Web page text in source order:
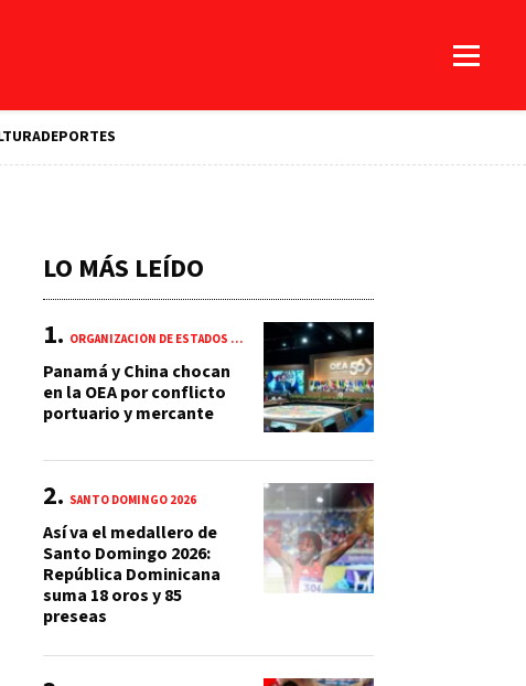
DEPORTES
LO MÁS LEÍDO
ORGANIZACIÓN DE ESTADOS AMERICANOS (OEA)
Panamá y China chocan
en la OEA por conflicto
portuario y mercante
SANTO DOMINGO 2026
Así va el medallero de
Santo Domingo 2026:
República Dominicana
suma 18 oros y 85
preseas